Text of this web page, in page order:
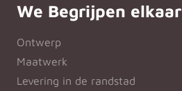
We Begrijpen elkaar
Ontwerp
Maatwerk
Levering in de randstad